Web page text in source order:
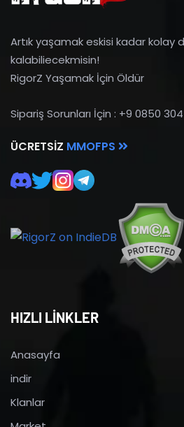
Artık yaşamak eskisi kadar kolay
kalabiliecekmisin!
RigorZ Yaşamak İçin Öldür
Sipariş Sorunları İçin : +9 0850
ÜCRETSIZ MMOFPS
HIZLI LİNKLER
Anasayfa
indir
Klanlar